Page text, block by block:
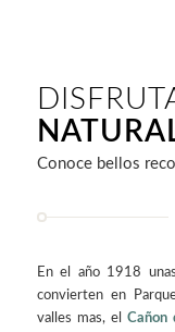
Conoce bellos
En el año 1918
convierten en
valles mas, el Cañon